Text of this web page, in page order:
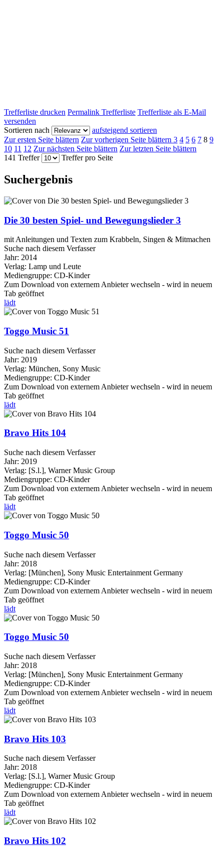
Trefferliste drucken Permalink Trefferliste Trefferliste als E-Mail
versenden
Sortieren nach
aufsteigend sortieren
Zur ersten Seite blättern Zur vorherigen Seite blättern 3 4 5 6 7 8 9
10 11 12 Zur nächsten Seite blättern Zur letzten Seite blättern
141 Treffer
Treffer pro Seite
Suchergebnis
Die 30 besten Spiel- und Bewegungslieder 3
mit Anleitungen und Texten zum Krabbeln, Singen & Mitmachen
Suche nach diesem Verfasser
Jahr: 2014
Verlag: Lamp und Leute
Mediengruppe: CD-Kinder
Zum Download von externem Anbieter wechseln - wird in neuem
Tab geöffnet
lädt
Toggo Music 51
Suche nach diesem Verfasser
Jahr: 2019
Verlag: München, Sony Music
Mediengruppe: CD-Kinder
Zum Download von externem Anbieter wechseln - wird in neuem
Tab geöffnet
lädt
Bravo Hits 104
Suche nach diesem Verfasser
Jahr: 2019
Verlag: [S.l.], Warner Music Group
Mediengruppe: CD-Kinder
Zum Download von externem Anbieter wechseln - wird in neuem
Tab geöffnet
lädt
Toggo Music 50
Suche nach diesem Verfasser
Jahr: 2018
Verlag: [München], Sony Music Entertainment Germany
Mediengruppe: CD-Kinder
Zum Download von externem Anbieter wechseln - wird in neuem
Tab geöffnet
lädt
Toggo Music 50
Suche nach diesem Verfasser
Jahr: 2018
Verlag: [München], Sony Music Entertainment Germany
Mediengruppe: CD-Kinder
Zum Download von externem Anbieter wechseln - wird in neuem
Tab geöffnet
lädt
Bravo Hits 103
Suche nach diesem Verfasser
Jahr: 2018
Verlag: [S.l.], Warner Music Group
Mediengruppe: CD-Kinder
Zum Download von externem Anbieter wechseln - wird in neuem
Tab geöffnet
lädt
Bravo Hits 102